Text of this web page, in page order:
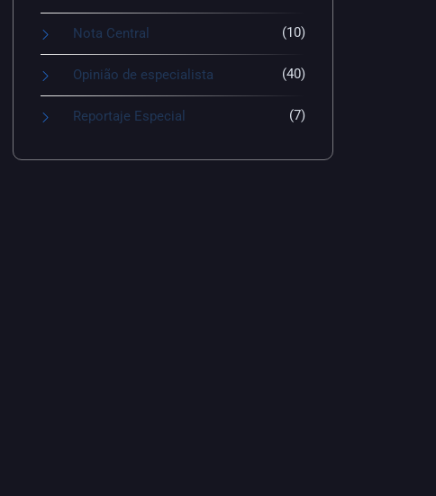
Nota Central (10)
Opinião de especialista (40)
Reportaje Especial (7)